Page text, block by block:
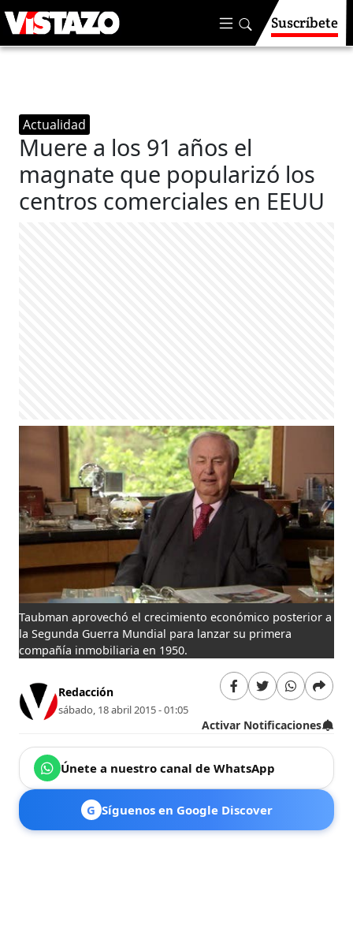
Suscríbete
Actualidad
Muere a los 91 años el
magnate que popularizó los
centros comerciales en EEUU
Taubman aprovechó el crecimiento económico posterior a
la Segunda Guerra Mundial para lanzar su primera
compañía inmobiliaria en 1950.
Redacción
sábado, 18 abril 2015 - 01:05
Activar Notificaciones
Únete a nuestro canal de WhatsApp
G Síguenos en Google Discover